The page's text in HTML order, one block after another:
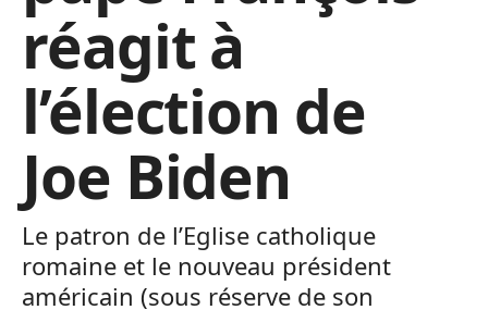
réagit à
l’élection de
Joe Biden
Le patron de l’Eglise catholique
romaine et le nouveau président
américain (sous réserve de son